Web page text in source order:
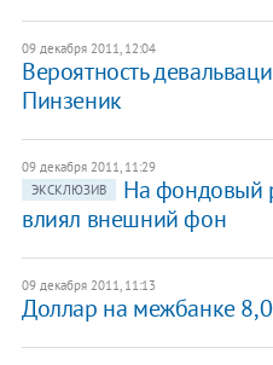
09 декабря 2011, 12:04
Вероятность
Пинзеник
09 декабря 2011, 11:29
ЭКСКЛЮЗИВ
На фондовый
влиял внешний фон
09 декабря 2011, 11:13
Доллар на межбанке